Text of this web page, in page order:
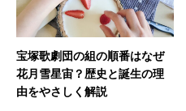
宝塚歌劇団の組の順番はなぜ
花月雪星宙？歴史と誕生の理
由をやさしく解説